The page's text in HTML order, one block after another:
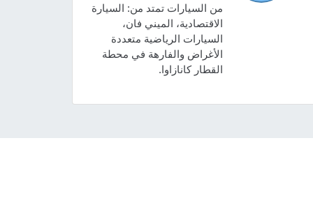
من السيارات تمتد من: السيارة
الاقتصادية، الميني فان،
السيارات الرياضية متعددة
الأغراض والفارهة في محطة
القطار كانازاوا.